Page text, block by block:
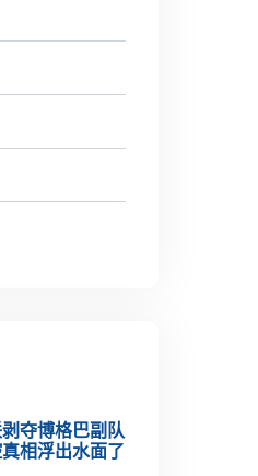
夺博格巴副队
相浮出水面了